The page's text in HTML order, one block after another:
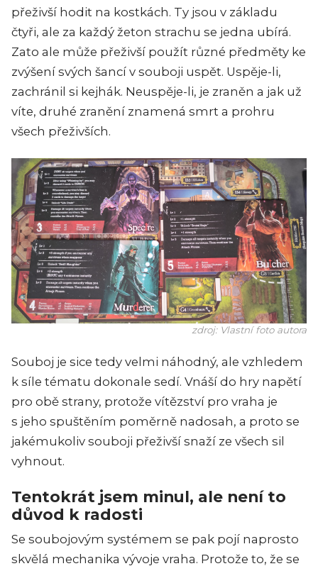
přeživší hodit na kostkách. Ty jsou v základu
čtyři, ale za každý žeton strachu se jedna ubírá.
Zato ale může přeživší použít různé předměty ke
zvýšení svých šancí v souboji uspět. Uspěje-li,
zachránil si kejhák. Neuspěje-li, je zraněn a jak už
víte, druhé zranění znamená smrt a prohru
všech přeživších.
zdroj: Vlastní foto autora
Souboj je sice tedy velmi náhodný, ale vzhledem
k síle tématu dokonale sedí. Vnáší do hry napětí
pro obě strany, protože vítězství pro vraha je
s jeho spuštěním poměrně nadosah, a proto se
jakémukoliv souboji přeživší snaží ze všech sil
vyhnout.
Tentokrát jsem minul, ale není to
důvod k radosti
Se soubojovým systémem se pak pojí naprosto
skvělá mechanika vývoje vraha. Protože to, že se